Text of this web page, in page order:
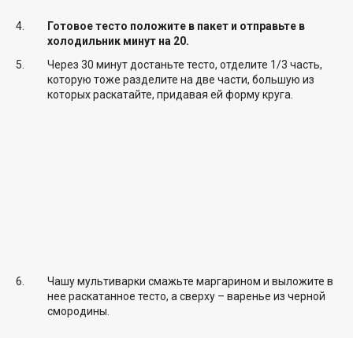
Готовое тесто положите в пакет и отправьте в
холодильник минут на 20.
Через 30 минут достаньте тесто, отделите 1/3 часть,
которую тоже разделите на две части, большую из
которых раскатайте, придавая ей форму круга.
Чашу мультиварки смажьте маргарином и выложите в
нее раскатанное тесто, а сверху – варенье из черной
смородины.